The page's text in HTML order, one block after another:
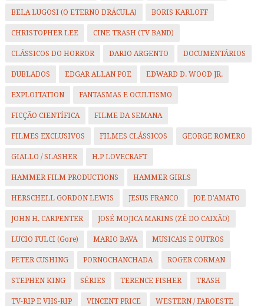
BELA LUGOSI (O ETERNO DRÁCULA) BORIS KARLOFF
CHRISTOPHER LEE CINE TRASH (TV BAND)
CLÁSSICOS DO HORROR DARIO ARGENTO DOCUMENTÁRIOS
DUBLADOS EDGAR ALLAN POE EDWARD D. WOOD JR.
EXPLOITATION FANTASMAS E OCULTISMO
FICÇÃO CIENTÍFICA FILME DA SEMANA
FILMES EXCLUSIVOS FILMES CLÁSSICOS GEORGE ROMERO
GIALLO / SLASHER H.P LOVECRAFT
HAMMER FILM PRODUCTIONS HAMMER GIRLS
HERSCHELL GORDON LEWIS JESUS FRANCO JOE D'AMATO
JOHN H. CARPENTER JOSÉ MOJICA MARINS (ZÉ DO CAIXÃO)
LUCIO FULCI (Gore) MARIO BAVA MUSICAIS E OUTROS
PETER CUSHING PORNOCHANCHADA ROGER CORMAN
STEPHEN KING SÉRIES TERENCE FISHER TRASH
TV-RIP E VHS-RIP VINCENT PRICE WESTERN / FAROESTE